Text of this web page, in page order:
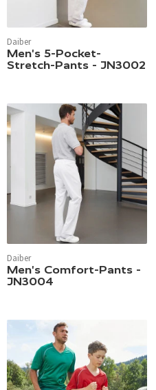
Daiber
Men's 5-Pocket-
Stretch-Pants - JN3002
Daiber
Men's Comfort-Pants -
JN3004